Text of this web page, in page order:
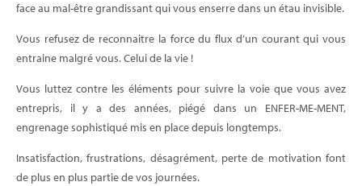
face au mal-être grandissant qui vous enserre dans un étau invisible.
Vous refusez de reconnaitre la force du flux d’un courant qui vous
entraine malgré vous. Celui de la vie !
Vous luttez contre les éléments pour suivre la voie que vous avez
entrepris, il y a des années, piégé dans un ENFER-ME-MENT,
engrenage sophistiqué mis en place depuis longtemps.
Insatisfaction, frustrations, désagrément, perte de motivation font
de plus en plus partie de vos journées.